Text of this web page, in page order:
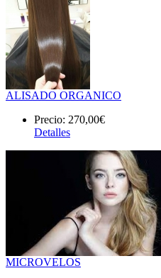
ALISADO ORGANICO
Precio: 270,00€
Detalles
MICROVELOS